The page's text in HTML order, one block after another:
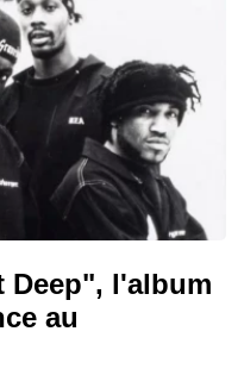
Deep", l'album
au